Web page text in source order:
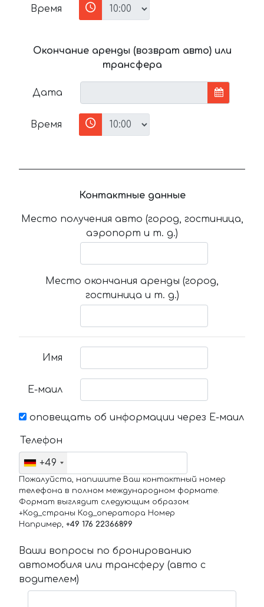
Время
Окончание аренды (возврат авто) или
трансфера
Дата
Время
Контактные данные
Место получения авто (город, гостиница,
аэропорт и т. д.)
Место окончания аренды (город,
гостиница и т. д.)
Имя
Е-маил
оповещать об информации через Е-маил
Телефон
+49
Пожалуйста, напишите Ваш контактный номер
телефона в полном международном формате.
Формат выглядит следующим образом:
+Код_страны Код_оператора Номер
Например, +49 176 22366899
Ваши вопросы по бронированию
автомобиля или трансферу (авто с
водителем)